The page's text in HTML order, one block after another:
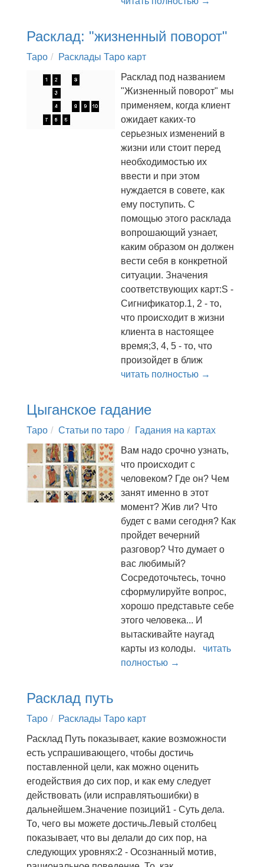
Расклад: "жизненный поворот"
Таро
Расклады Таро карт
Расклад под названием
"Жизненный поворот" мы
применяем, когда клиент
ожидает каких-то
серьезных изменений в
жизни или стоит перед
необходимостью их
ввести и при этом
нуждается в совете, как
ему поступить. С
помощью этого расклада
вопрошающий узнает,
каким образом он должен
вести себя в конкретной
ситуации. Значения
соответствующих карт:S -
Сигнификатор.1, 2 - то,
что происходит в жизни
клиента в настоящее
время;3, 4, 5 - то, что
произойдет в ближ
читать полностью →
Цыганское гадание
Таро Статьи по таро
Гадания на картах
Вам надо срочно узнать,
что происходит с
человеком? Где он? Чем
занят именно в этот
момент? Жив ли? Что
будет с вами сегодня? Как
пройдет вечерний
разговор? Что думает о
вас любимый?
Сосредоточьтесь, точно
сформулируйте вопрос,
хорошо представьте себе
этого человека... И
вытаскивайте наугад
карты из колоды. читать
полностью →
Расклад путь
Таро
Расклады Таро карт
Расклад Путь показывает, какие возможности
есть успрашивающего, чтобы достичь
поставленной цели, как можно оценить
егодействия до сих пор, и как ему следует
действовать (или исправлятьошибки) в
дальнейшем.Значение позиций1 - Суть дела.
То, чего вы можете достичь.Левый столбец
показывает, что вы делали до сих пор, на
следующих уровнях:2 - Осознанный мотив,